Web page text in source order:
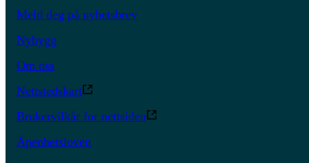
Meld deg på nyhetsbrev
Nybygg
Om oss
Nettstedskart
Brukervilkår for nettsiden
Åpenhetsloven